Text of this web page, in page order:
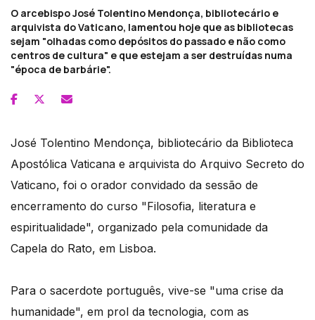
O arcebispo José Tolentino Mendonça, bibliotecário e
arquivista do Vaticano, lamentou hoje que as bibliotecas
sejam "olhadas como depósitos do passado e não como
centros de cultura" e que estejam a ser destruídas numa
"época de barbárie".
José Tolentino Mendonça, bibliotecário da Biblioteca
Apostólica Vaticana e arquivista do Arquivo Secreto do
Vaticano, foi o orador convidado da sessão de
encerramento do curso "Filosofia, literatura e
espiritualidade", organizado pela comunidade da
Capela do Rato, em Lisboa.
Para o sacerdote português, vive-se "uma crise da
humanidade", em prol da tecnologia, com as